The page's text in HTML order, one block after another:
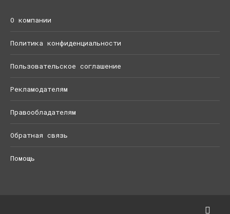
О компании
Политика конфиденциальности
Пользовательское соглашение
Рекламодателям
Правообладателям
Обратная связь
Помощь